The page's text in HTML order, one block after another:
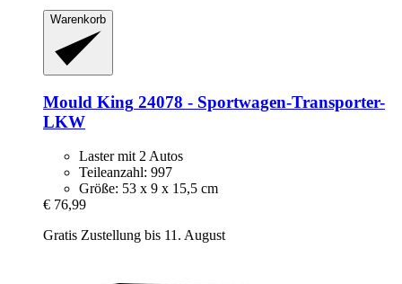
Warenkorb
Mould King 24078 -​ Sportwagen-​Transporter-​
LKW
Laster mit 2 Autos
Teileanzahl: 997
Größe: 53 x 9 x 15,5 cm
€ 76,99
Gratis Zustellung bis 11. August